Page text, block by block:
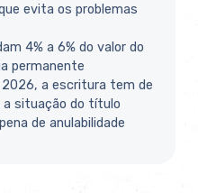
evita os problemas
4% a 6% do valor do
permanente
2026, a escritura tem de
situação do título
de anulabilidade